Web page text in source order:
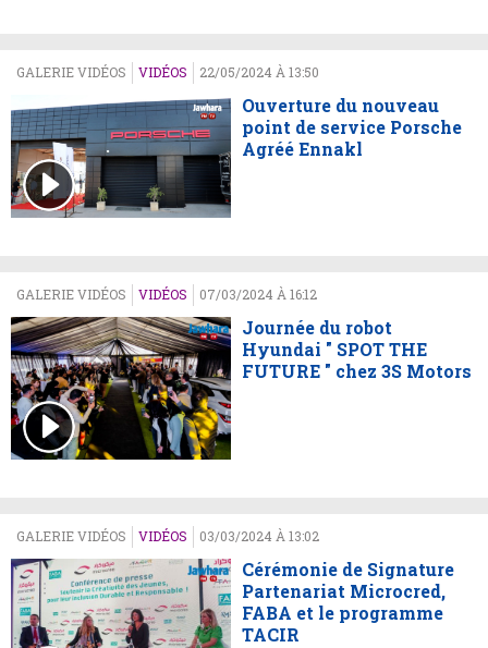
GALERIE VIDÉOS VIDÉOS 22/05/2024 À 13:50
Ouverture du nouveau
point de service Porsche
Agréé Ennakl
GALERIE VIDÉOS VIDÉOS 07/03/2024 À 16:12
Journée du robot
Hyundai " SPOT THE
FUTURE " chez 3S Motors
GALERIE VIDÉOS VIDÉOS 03/03/2024 À 13:02
Cérémonie de Signature
Partenariat Microcred,
FABA et le programme
TACIR